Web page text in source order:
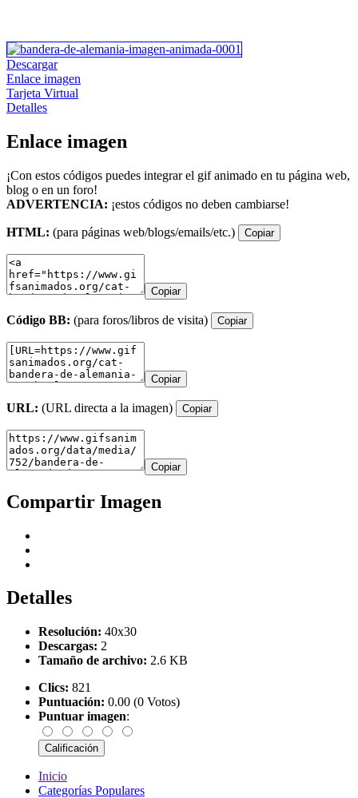
Descargar
Enlace imagen
Tarjeta Virtual
Detalles
Enlace imagen
¡Con estos códigos puedes integrar el gif animado en tu página web,
blog o en un foro!
ADVERTENCIA: ¡estos códigos no deben cambiarse!
HTML: (para páginas web/blogs/emails/etc.) Copiar
Copiar
Código BB: (para foros/libros de visita) Copiar
Copiar
URL: (URL directa a la imagen) Copiar
Copiar
Compartir Imagen
Detalles
Resolución: 40x30
Descargas: 2
Tamaño de archivo: 2.6 KB
Clics: 821
Puntuación: 0.00 (0 Votos)
Puntuar imagen:
Inicio
Categorías Populares